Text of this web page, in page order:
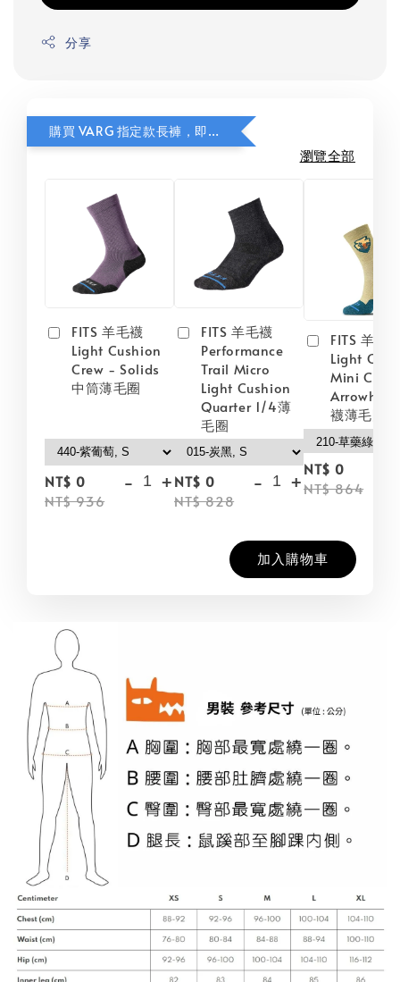
分享
購買 VARG 指定款長褲，即可獲贈指定款式 FITS Light Cushion 美麗諾羊毛襪乙雙。
瀏覽全部
FITS 羊毛襪
Light Cushion
Crew - Solids
中筒薄毛圈
NT$ 0
NT$ 936
- +
FITS 羊毛襪
Performance
Trail Micro
Light Cushion
Quarter 1/4薄
毛圈
NT$ 0
NT$ 828
- +
FITS 羊毛
Light
Mini
襪薄毛圈
NT$ 0
NT$ 864
加入購物車